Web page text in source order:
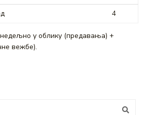
4
недељно у облику (предавања) +
вежбе).